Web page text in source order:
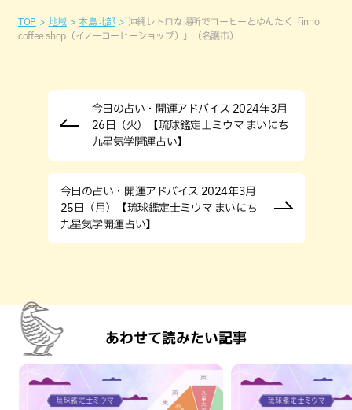
TOP 地域 本島北部
沖縄レトロな場所でコーヒーとゆんたく「inno
coffee shop（イノーコーヒーショップ）」（名護市）
今日の占い・開運アドバイス 2024年3月
26日（火）【琉球鑑定士ミウマ まいにち
九星気学開運占い】
今日の占い・開運アドバイス 2024年3月
25日（月）【琉球鑑定士ミウマ まいにち
九星気学開運占い】
あわせて読みたい記事